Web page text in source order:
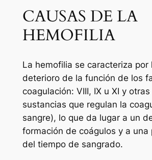
CAUSAS DE LA
HEMOFILIA
La hemofilia se caracteriza por
deterioro de la función de los
coagulación: VIII, IX u XI y
sustancias que regulan la
sangre), lo que da lugar a un
formación de coágulos y a una
del tiempo de sangrado.